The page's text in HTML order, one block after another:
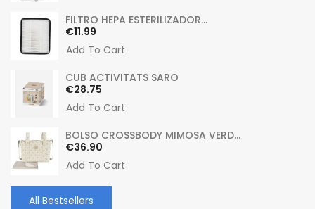
FILTRO HEPA ESTERILIZADOR...
Price
€11.99
Add To Cart
CUB ACTIVITATS SARO
Price
€28.75
Add To Cart
BOLSO CROSSBODY MIMOSA VERD...
Price
€36.90
Add To Cart
All Bestsellers